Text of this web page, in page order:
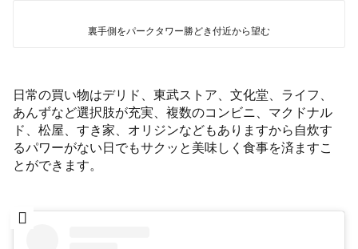
裏手側をパークタワー勝どき付近から望む
日常の買い物はデリド、東武ストア、文化堂、ライフ、
あんずなど選択肢が充実、複数のコンビニ、マクドナル
ド、松屋、すき家、オリジンなどもありますから自炊す
るパワーがない日でもサクッと美味しく食事を済ますこ
とができます。